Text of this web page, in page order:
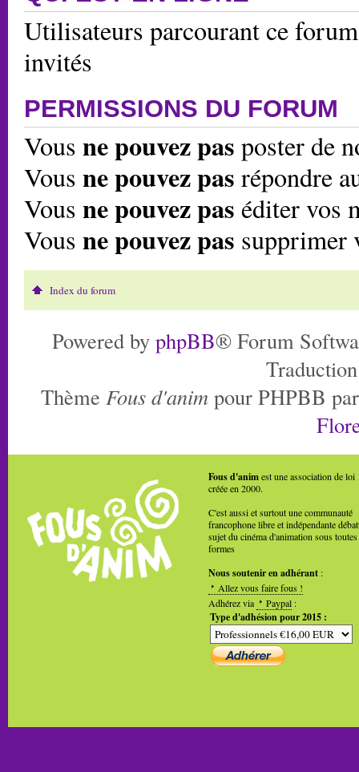
Utilisateurs parcourant ce
invités
PERMISSIONS DU FORUM
Vous ne pouvez pas poster de
Vous ne pouvez pas répondre
Vous ne pouvez pas éditer vos
Vous ne pouvez pas supprimer
Index du forum
Powered by phpBB® Forum
Thème Fous d'anim pour PHPBB
Fous d'animest une association de loi
créée en 2000.
C'est aussi et surtout une communauté
francophone libre et indépendante
sujet du cinéma d'animation sous toutes
formes
Nous soutenir en adhérant :
Allez vous faire fous !
Adhérez via
Paypal :
Type d'adhésion pour 2015 :